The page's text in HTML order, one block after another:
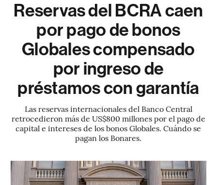
Reservas del BCRA caen
por pago de bonos
Globales compensado
por ingreso de
préstamos con garantía
Las reservas internacionales del Banco Central
retrocedieron más de US$800 millones por el pago de
capital e intereses de los bonos Globales. Cuándo se
pagan los Bonares.